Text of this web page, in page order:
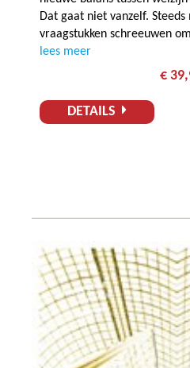
Dat gaat niet vanzelf.
vraagstukken schreeuwen
lees meer
€
DETAILS